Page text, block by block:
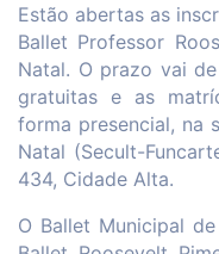
Estão abertas as
Ballet Professor
Natal. O prazo vai
gratuitas e as
forma presencial, na
Natal (Secult-
434, Cidade Alta.
O Ballet Municipal